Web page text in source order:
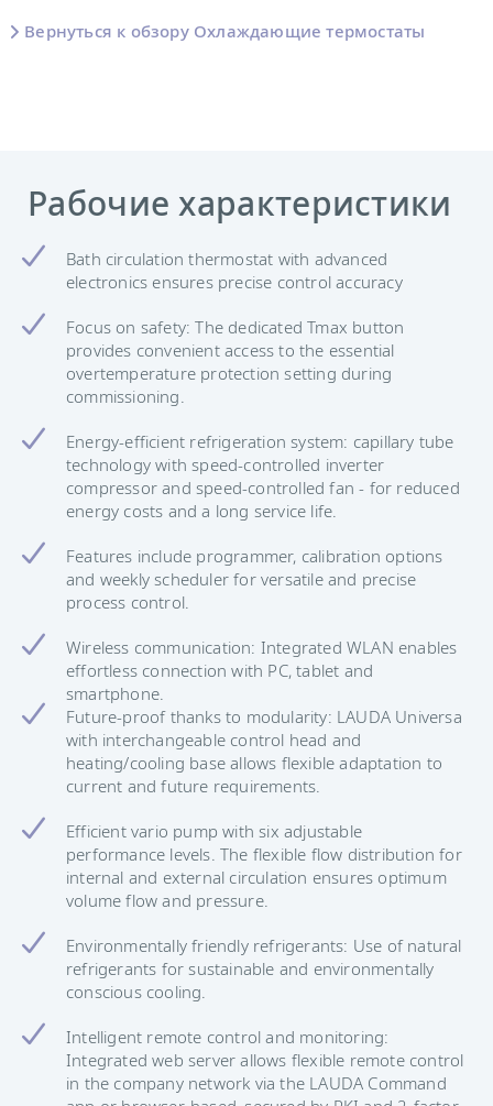
Вернуться к обзору Охлаждающие термостаты
Рабочие характеристики
Bath circulation thermostat with advanced
electronics ensures precise control accuracy
Focus on safety: The dedicated Tmax button
provides convenient access to the essential
overtemperature protection setting during
commissioning.
Energy-efficient refrigeration system: capillary tube
technology with speed-controlled inverter
compressor and speed-controlled fan - for reduced
energy costs and a long service life.
Features include programmer, calibration options
and weekly scheduler for versatile and precise
process control.
Wireless communication: Integrated WLAN enables
effortless connection with PC, tablet and
smartphone.
Future-proof thanks to modularity: LAUDA Universa
with interchangeable control head and
heating/cooling base allows flexible adaptation to
current and future requirements.
Efficient vario pump with six adjustable
performance levels. The flexible flow distribution for
internal and external circulation ensures optimum
volume flow and pressure.
Environmentally friendly refrigerants: Use of natural
refrigerants for sustainable and environmentally
conscious cooling.
Intelligent remote control and monitoring:
Integrated web server allows flexible remote control
in the company network via the LAUDA Command